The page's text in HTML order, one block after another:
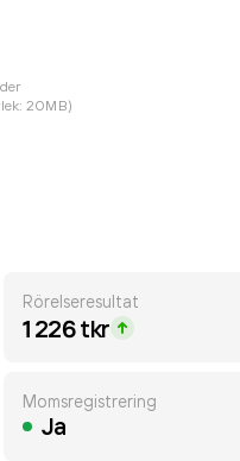
20MB)
Rörelseresultat
1 226 tkr
Momsregistrering
Ja